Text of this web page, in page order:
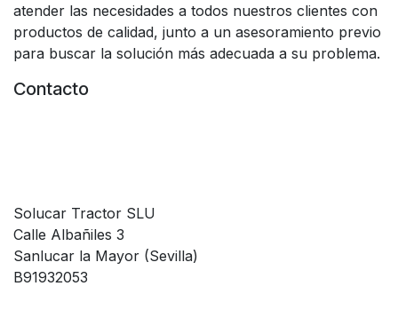
atender las necesidades a todos nuestros clientes con
productos de calidad, junto a un asesoramiento previo
para buscar la solución más adecuada a su problema.
Contacto
Solucar Tractor SLU
Calle Albañiles 3
Sanlucar la Mayor (Sevilla)
B91932053